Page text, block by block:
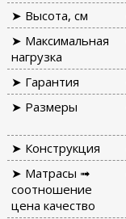
➤ Высота, см
➤ Максимальная
нагрузка
➤ Гарантия
➤ Размеры
➤ Конструкция
➤ Матрасы ➟
соотношение
цена качество